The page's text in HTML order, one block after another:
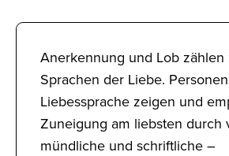
Anerkennung und Lob
Sprachen der Liebe.
Liebessprache zeigen und
Zuneigung am liebsten durch
mündliche und schriftliche –